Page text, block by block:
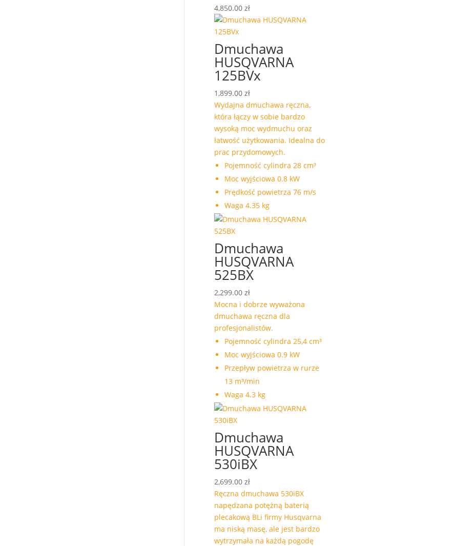
4,850.00 zł
Dmuchawa
HUSQVARNA
125BVx
1,899.00 zł
Wydajna dmuchawa ręczna,
która łączy w sobie bardzo
wysoką moc wydmuchu oraz
łatwość użytkowania. Idealna do
prac przydomowych.
Pojemność cylindra 28 cm³
Moc wyjściowa 0.8 kW
Prędkość powietrza 76 m/s
Waga 4.35 kg
Dmuchawa
HUSQVARNA
525BX
2,299.00 zł
Mocna i dobrze wyważona
dmuchawa ręczna dla
profesjonalistów.
Pojemność cylindra 25,4 cm³
Moc wyjściowa 0.9 kW
Przepływ powietrza w rurze
13 m³/min
Waga 4.3 kg
Dmuchawa
HUSQVARNA
530iBX
2,699.00 zł
Ręczna dmuchawa 530iBX
napędzana potężną baterią
plecakową BLi firmy Husqvarna
ma niską masę, ale jest bardzo
wytrzymała na każdą pogodę